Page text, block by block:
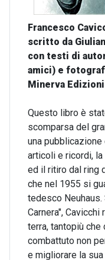
Francesco
scritto da
con testi di
amici) e
Minerva
Questo libro è
scomparsa del
una pubblicazione
articoli e ricordi,
ed il ritiro dal ring
che nel 1955 si
tedesco Neuhaus.
Carnera",
terra, tantopiù
combattuto non
e migliorare la